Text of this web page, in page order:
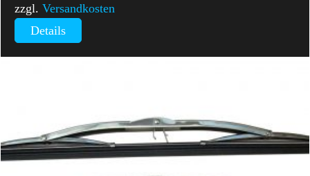
zzgl.Versandkosten
Details